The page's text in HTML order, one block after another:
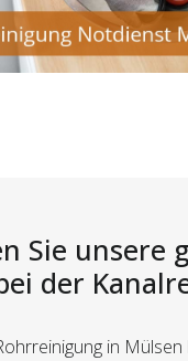
Sie unsere
der
in